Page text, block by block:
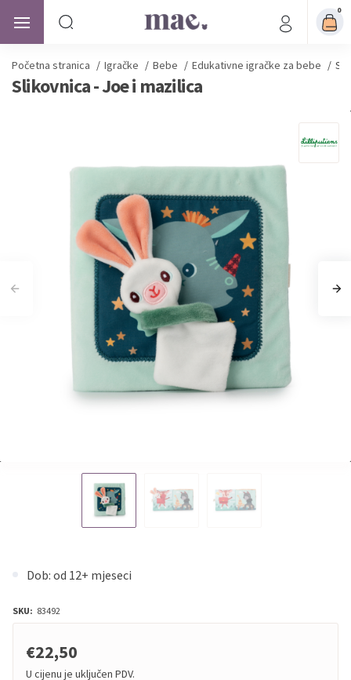
0
Početna stranica / Igračke / Bebe / Edukativne igračke za bebe /
Slikovnica - Joe i mazilica
Dob: od 12+ mjeseci
SKU: 83492
€22,50
U cijenu je uključen PDV.